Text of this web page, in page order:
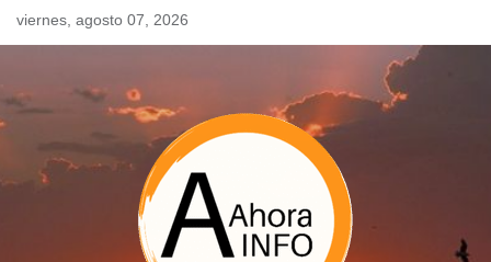
Skipviernes, agosto 07, 2026